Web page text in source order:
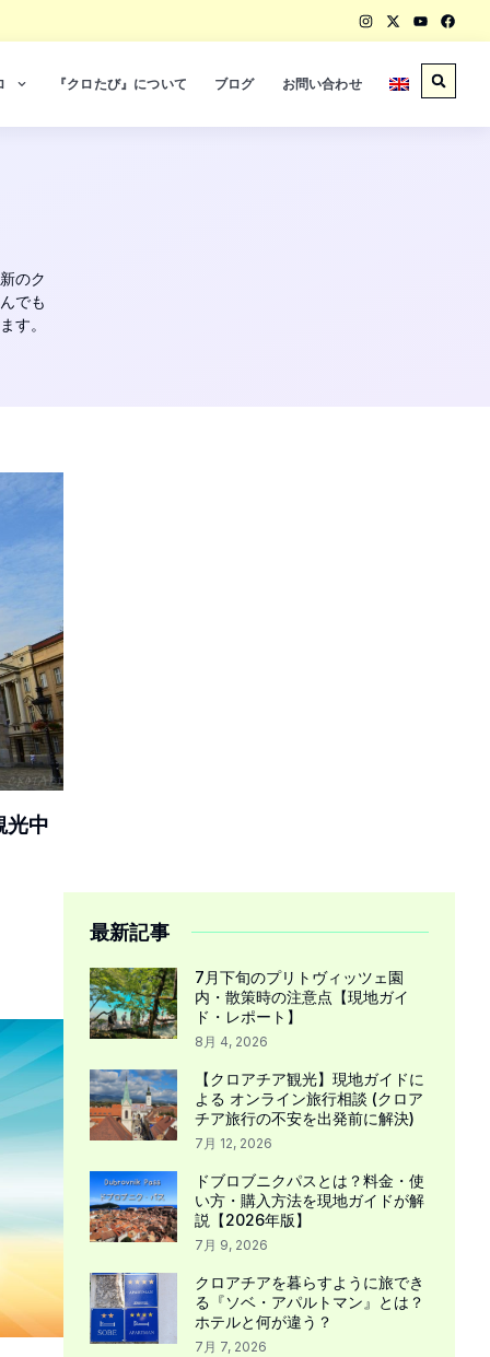
『クロたび』について ブログ お問い合わせ
のク
でも
す。
光中
最新記事
7月下旬のプリトヴィッツェ園
内・散策時の注意点【現地ガイ
ド・レポート】
8月 4, 2026
【クロアチア観光】現地ガイドに
よる オンライン旅行相談 (クロア
チア旅行の不安を出発前に解決)
7月 12, 2026
ドブロブニクパスとは？料金・使
い方・購入方法を現地ガイドが解
説【2026年版】
7月 9, 2026
クロアチアを暮らすように旅でき
る『ソベ・アパルトマン』とは？
ホテルと何が違う？
7月 7, 2026